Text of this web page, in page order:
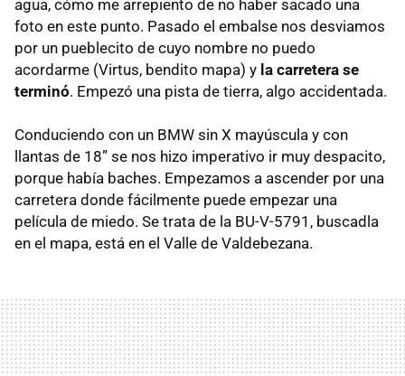
agua, cómo me arrepiento de no haber sacado una
foto en este punto. Pasado el embalse nos desviamos
por un pueblecito de cuyo nombre no puedo
acordarme (Virtus, bendito mapa) y la carretera se
terminó. Empezó una pista de tierra, algo accidentada.
Conduciendo con un BMW sin X mayúscula y con
llantas de 18” se nos hizo imperativo ir muy despacito,
porque había baches. Empezamos a ascender por una
carretera donde fácilmente puede empezar una
película de miedo. Se trata de la BU-V-5791, buscadla
en el mapa, está en el Valle de Valdebezana.